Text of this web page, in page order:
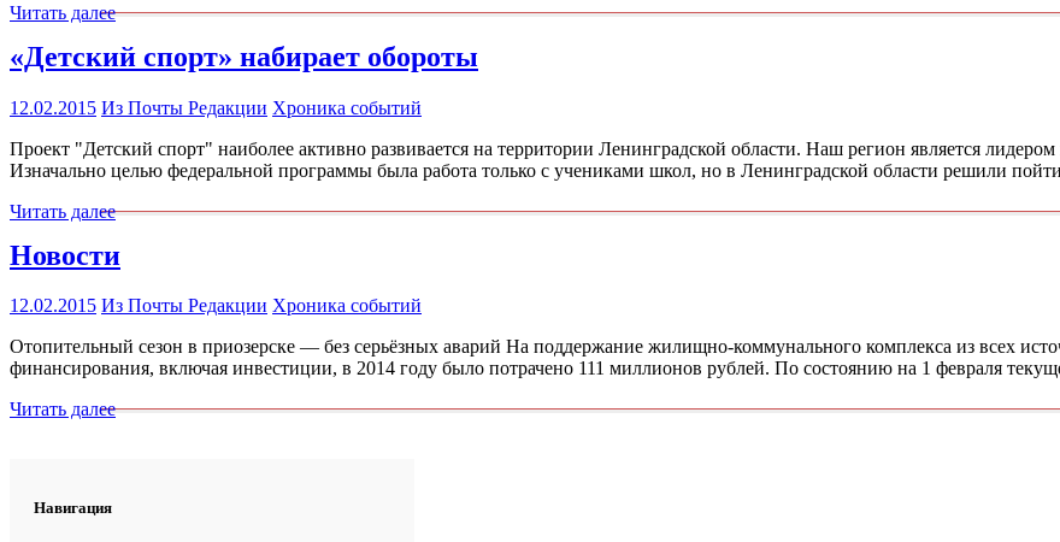
Читать далее
«Детский спорт» набирает обороты
12.02.2015 Из Почты Редакции Хроника событий
Проект "Детский спорт" наиболее активно развивается на территории Ленинградской области. Наш регион является лидером
Изначально целью федеральной программы была работа только с учениками школ, но в Ленинградской области решили
Читать далее
Новости
12.02.2015 Из Почты Редакции Хроника событий
Отопительный сезон в приозерске — без серьёзных аварий На поддержание жилищно-коммунального комплекса из всех
финансирования, включая инвестиции, в 2014 году было потрачено 111 миллионов рублей. По состоянию на 1 февраля
Читать далее
Навигация